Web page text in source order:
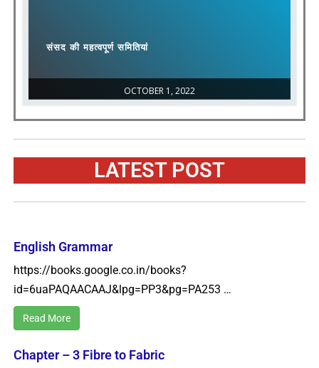
OCTOBER 1, 2022
संसद की महत्वपूर्ण समितियां
LATEST POST
English Grammar
https://books.google.co.in/books?
id=6uaPAQAACAAJ&lpg=PP3&pg=PA253 …
Read More
Chapter – 3 Fibre to Fabric